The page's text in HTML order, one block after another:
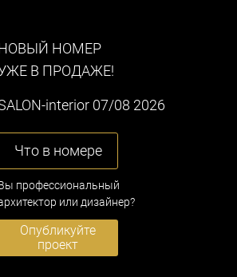
НОМЕР
В ПРОДАЖЕ!
interior 07/08 2026
Что в номере
профессиональный
или дизайнер?
Опубликуйте
проект